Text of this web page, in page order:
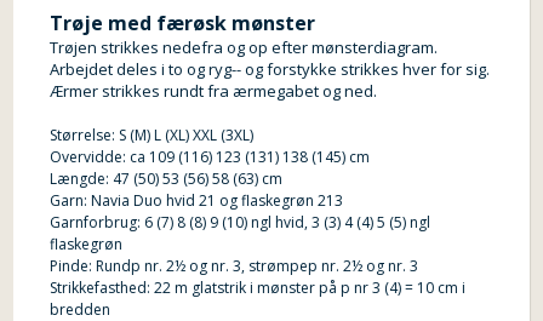
Trøje med færøsk mønster
Trøjen strikkes nedefra og op efter mønsterdiagram.
Arbejdet deles i to og ryg-- og forstykke strikkes hver for sig.
Ærmer strikkes rundt fra ærmegabet og ned.
Størrelse: S (M) L (XL) XXL (3XL)
Overvidde: ca 109 (116) 123 (131) 138 (145) cm
Længde: 47 (50) 53 (56) 58 (63) cm
Garn: Navia Duo hvid 21 og flaskegrøn 213
Garnforbrug: 6 (7) 8 (8) 9 (10) ngl hvid, 3 (3) 4 (4) 5 (5) ngl
flaskegrøn
Pinde: Rundp nr. 2½ og nr. 3, strømpep nr. 2½ og nr. 3
Strikkefasthed: 22 m glatstrik i mønster på p nr 3 (4) = 10 cm i
bredden